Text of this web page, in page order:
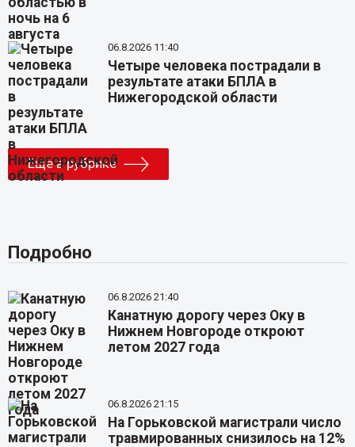
06.8.2026 11:40
Четыре человека пострадали в
результате атаки БПЛА в
Нижегородской области
Еще в рубрике
Подробно
06.8.2026 21:40
Канатную дорогу через Оку в
Нижнем Новгороде откроют
летом 2027 года
06.8.2026 21:15
На Горьковской магистрали число
травмированных снизилось на 12%